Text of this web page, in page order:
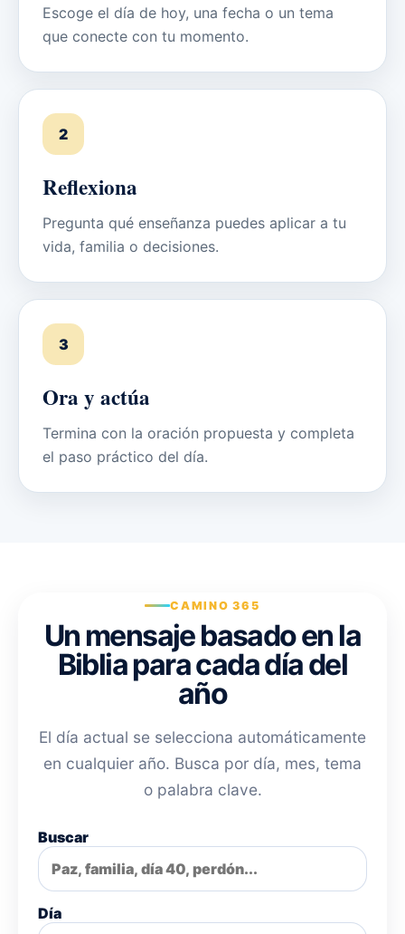
Escoge el día de hoy, una fecha o un tema
que conecte con tu momento.
2
Reflexiona
Pregunta qué enseñanza puedes aplicar a tu
vida, familia o decisiones.
3
Ora y actúa
Termina con la oración propuesta y completa
el paso práctico del día.
CAMINO 365
Un mensaje basado en la
Biblia para cada día del
año
El día actual se selecciona automáticamente
en cualquier año. Busca por día, mes, tema
o palabra clave.
Buscar
Día